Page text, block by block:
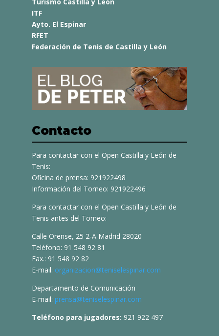
ITF
Ayto. El Espinar
RFET
Federación de Tenis de Castilla y León
Contacto
Para contactar con el Open Castilla y León de
Tenis:
Oficina de prensa: 921922498
Información del Torneo: 921922496
Para contactar con el Open Castilla y León de
Tenis antes del Torneo:
Calle Orense, 25 2-A Madrid 28020
Teléfono: 91 548 92 81
Fax.: 91 548 92 82
E-mail: organizacion@teniselespinar.com
Departamento de Comunicación
E-mail: prensa@teniselespinar.com
Teléfono para jugadores: 921 922 497